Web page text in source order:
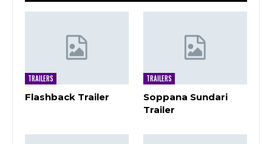
TRAILERS
Flashback Trailer
TRAILERS
Soppana Sundari
Trailer